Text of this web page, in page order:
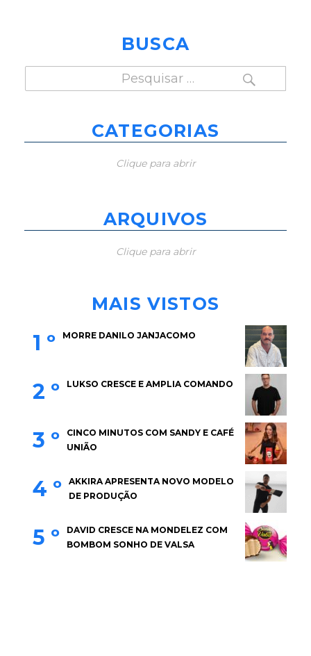
BUSCA
por:
PESQUISAR
CATEGORIAS
Clique para abrir
ARQUIVOS
Clique para abrir
MAIS VISTOS
1 º MORRE DANILO JANJACOMO
2 º LUKSO CRESCE E AMPLIA COMANDO
3 º
CINCO MINUTOS COM SANDY E CAFÉ
UNIÃO
4 º
AKKIRA APRESENTA NOVO MODELO
DE PRODUÇÃO
5 º
DAVID CRESCE NA MONDELEZ COM
BOMBOM SONHO DE VALSA